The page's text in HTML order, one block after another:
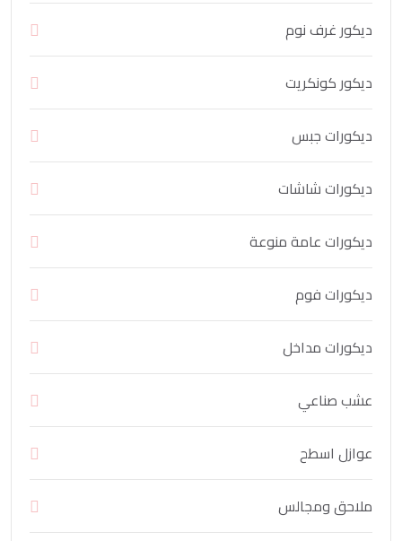
ديكور غرف نوم
ديكور كونكريت
ديكورات جبس
ديكورات شاشات
ديكورات عامة منوعة
ديكورات فوم
ديكورات مداخل
عشب صناعي
عوازل اسطح
ملاحق ومجالس